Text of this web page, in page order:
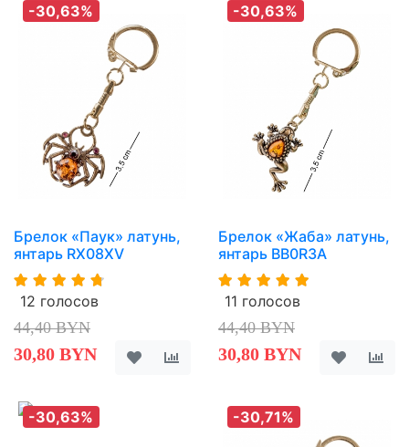
-30,63%
Брелок «Паук» латунь,
янтарь RX08XV
12 голосов
44,40 BYN
30,80 BYN
-30,63%
Брелок «Жаба» латунь,
янтарь BB0R3A
11 голосов
44,40 BYN
30,80 BYN
-30,63% -30,71%